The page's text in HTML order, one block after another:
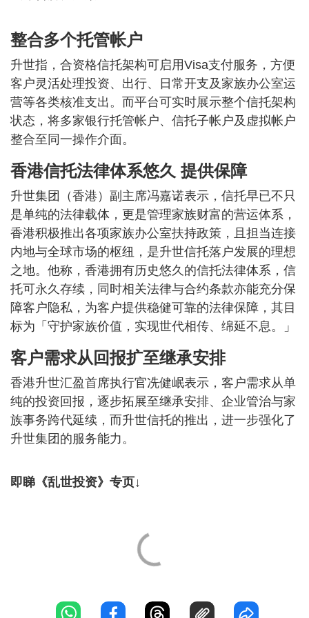
整合多个托管帐户
升世指，合资格信托架构可启用Visa支付服务，方便
客户灵活处理投资、出行、日常开支及家族办公室运
营等各类核准支出。而平台可实时展示整个信托架构
状态，将多家银行托管帐户、信托子帐户及虚拟帐户
整合至同一操作介面。
香港信托法律体系悠久 提供保障
升世集团（香港）副主席冯嘉诺表示，信托早已不只
是单纯的法律载体，更是管理家族财富的营运体系，
香港积极推出各项家族办公室扶持政策，且担当连接
内地与全球市场的枢纽，是升世信托落户发展的理想
之地。他称，香港拥有历史悠久的信托法律体系，信
托可永久存续，同时相关法律与合约条款亦能充分保
障客户隐私，为客户提供稳健可靠的法律保障，其目
标为「守护家族价值，实现世代相传、绵延不息。」
客户需求从回报扩至继承安排
香港升世汇盈首席执行官冼健岷表示，客户需求从单
纯的投资回报，逐步拓展至继承安排、企业管治与家
族事务跨代延续，而升世信托的推出，进一步强化了
升世集团的服务能力。
即睇《乱世投资》专页↓